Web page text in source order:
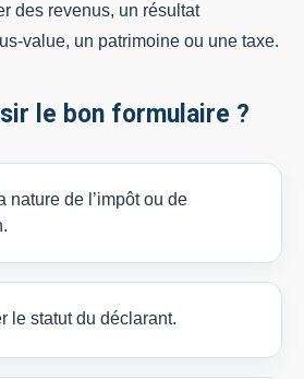
des revenus, un résultat
value, un patrimoine ou une taxe.
le bon formulaire ?
nature de l’impôt ou de
le statut du déclarant.